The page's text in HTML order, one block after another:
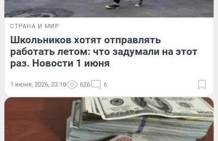
СТРАНА И МИР
Школьников хотят отправлять
работать летом: что задумали на этот
раз. Новости 1 июня
1 июня, 2026, 23:10 626 6